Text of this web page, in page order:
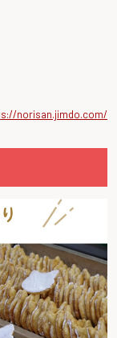
norisan.jimdo.com/